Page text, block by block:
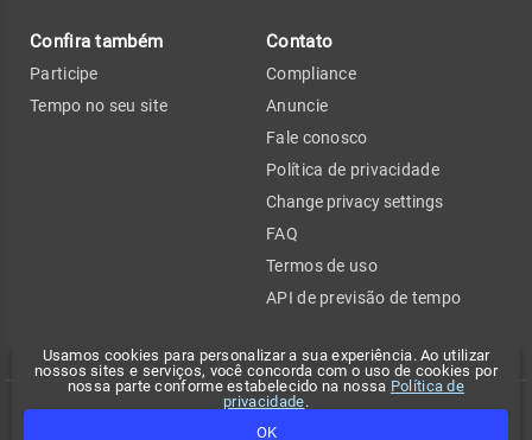
Usamos cookies para personalizar a sua experiência. Ao utilizar
nossos sites e serviços, você concorda com o uso de cookies por
nossa parte conforme estabelecido na nossa Política de
privacidade.
OK
Confira também
Participe
Tempo no seu site
Contato
Compliance
Anuncie
Fale conosco
Política de privacidade
Change privacy settings
FAQ
Termos de uso
API de previsão de tempo
Copyright 2026 - Climatempo. Todos os direitos reservados.